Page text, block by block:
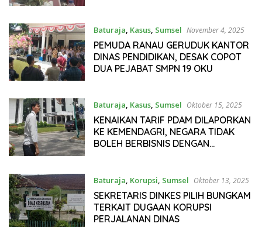
Baturaja, Kasus, Sumsel November 4, 2025
PEMUDA RANAU GERUDUK KANTOR
DINAS PENDIDIKAN, DESAK COPOT
DUA PEJABAT SMPN 19 OKU
Baturaja, Kasus, Sumsel Oktober 15, 2025
KENAIKAN TARIF PDAM DILAPORKAN
KE KEMENDAGRI, NEGARA TIDAK
BOLEH BERBISNIS DENGAN
Baturaja, Korupsi, Sumsel Oktober 13, 2025
SEKRETARIS DINKES PILIH BUNGKAM
TERKAIT DUGAAN KORUPSI
PERJALANAN DINAS